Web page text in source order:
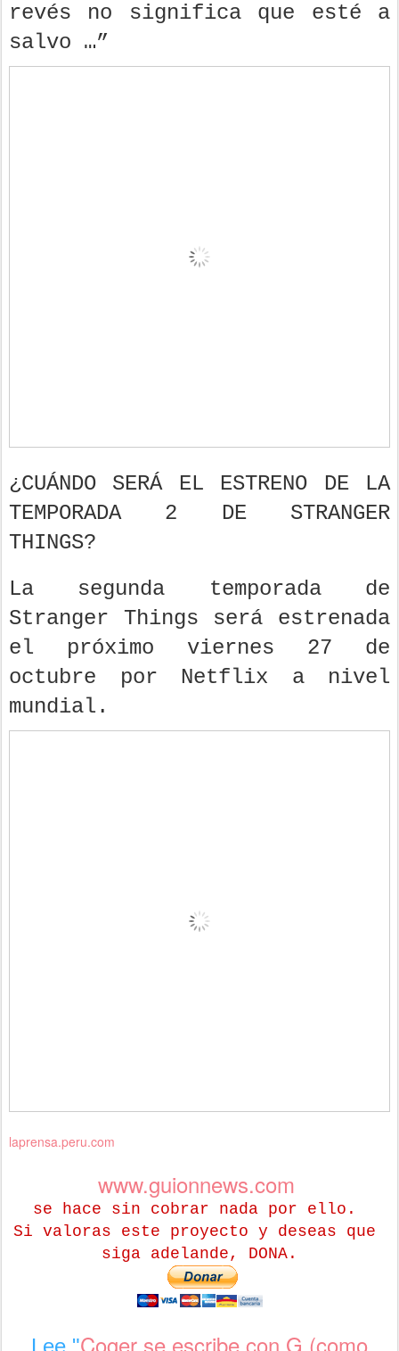
revés no significa que esté a
salvo …”
¿CUÁNDO SERÁ EL ESTRENO DE LA
TEMPORADA 2 DE STRANGER
THINGS?
La segunda temporada de
Stranger Things será estrenada
el próximo viernes 27 de
octubre por Netflix a nivel
mundial.
laprensa.peru.com
www.guionnews.com
se hace sin cobrar nada por ello.
Si valoras este proyecto y deseas que
siga adelande, DONA.
Coger se escribe con G (como